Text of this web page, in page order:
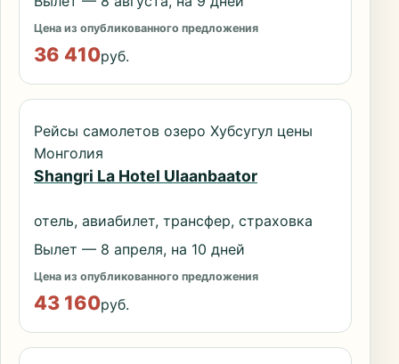
Цена из опубликованного предложения
36 410руб.
Рейсы самолетов озеро Хубсугул цены
Монголия
Shangri La Hotel Ulaanbaator
отель, авиабилет, трансфер, страховка
Вылет — 8 апреля, на 10 дней
Цена из опубликованного предложения
43 160руб.